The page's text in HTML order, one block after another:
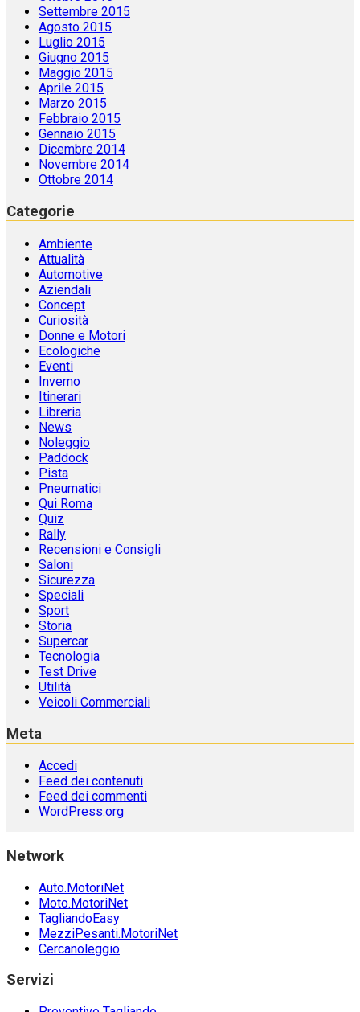
Settembre 2015
Agosto 2015
Luglio 2015
Giugno 2015
Maggio 2015
Aprile 2015
Marzo 2015
Febbraio 2015
Gennaio 2015
Dicembre 2014
Novembre 2014
Ottobre 2014
Categorie
Ambiente
Attualità
Automotive
Aziendali
Concept
Curiosità
Donne e Motori
Ecologiche
Eventi
Inverno
Itinerari
Libreria
News
Noleggio
Paddock
Pista
Pneumatici
Qui Roma
Quiz
Rally
Recensioni e Consigli
Saloni
Sicurezza
Speciali
Sport
Storia
Supercar
Tecnologia
Test Drive
Utilità
Veicoli Commerciali
Meta
Accedi
Feed dei contenuti
Feed dei commenti
WordPress.org
Network
Auto.MotoriNet
Moto.MotoriNet
TagliandoEasy
MezziPesanti.MotoriNet
Cercanoleggio
Servizi